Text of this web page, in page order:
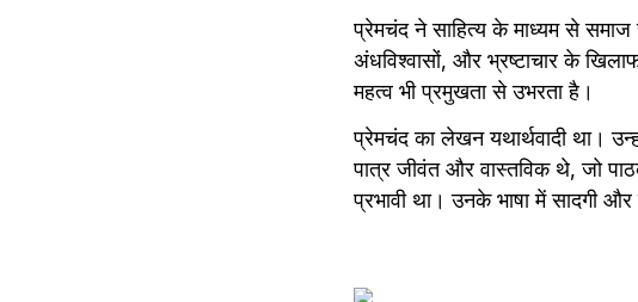
प्रेमचंद ने साहित्य के माध्यम से
अंधविश्वासों, और भ्रष्टाचार के
महत्व भी प्रमुखता से उभरता है।
प्रेमचंद का लेखन यथार्थवादी था।
पात्र जीवंत और वास्तविक थे, जो
प्रभावी था। उनके भाषा में सादगी